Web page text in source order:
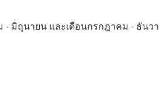
- มิถุนายน และเดือนกรกฎาคม - ธันว